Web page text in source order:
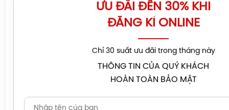
ƯU ĐÃI ĐẾN 30% KHI
ĐĂNG KÍ ONLINE
Chỉ 30 suất ưu đãi trong tháng này
THÔNG TIN CỦA QUÝ KHÁCH
HOÀN TOÀN BẢO MẬT